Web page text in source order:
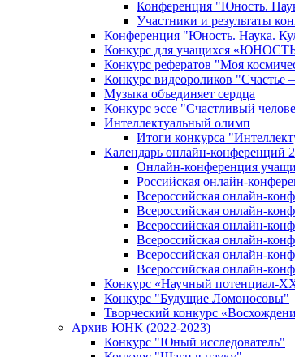
Конференция "Юность.
Участники и результаты
Конференция "Юность. Наука.
Конкурс для учащихся
Конкурс рефератов "Моя
Конкурс видеороликов "Счастье
Музыка объединяет сердца
Конкурс эссе "Cчастливый
Интеллектуальный олимп
Итоги конкурса
Календарь онлайн-конференций
Онлайн-конференция
Российская онлайн-
Всероссийская онлайн-
Всероссийская онлайн-
Всероссийская онлайн-
Всероссийская онлайн-
Всероссийская онлайн-
Всероссийская онлайн-
Конкурс «Научный потенциал-
Конкурс "Будущие Ломоносовы"
Творческий конкурс
Архив ЮНК (2022-2023)
Конкурс "Юный исследователь"